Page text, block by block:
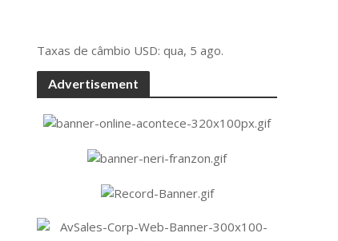
Taxas de câmbio USD: qua, 5 ago.
Advertisement